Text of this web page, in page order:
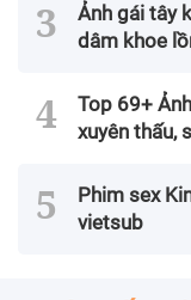
Ảnh gái tây
dâm khoe
Top 69+
xuyên thấu,
Phim sex
vietsub